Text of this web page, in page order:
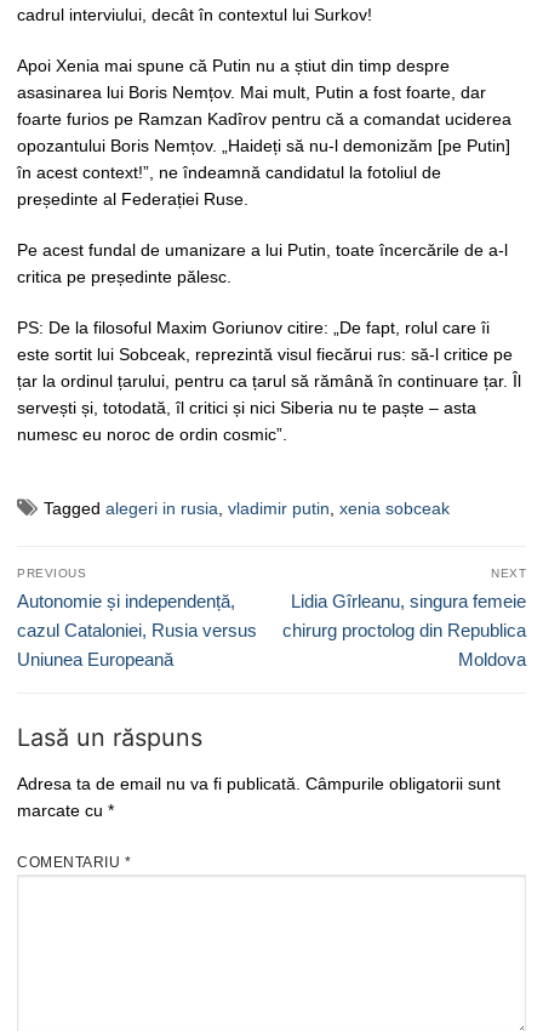
cadrul interviului, decât în contextul lui Surkov!
Apoi Xenia mai spune că Putin nu a știut din timp despre
asasinarea lui Boris Nemțov. Mai mult, Putin a fost foarte, dar
foarte furios pe Ramzan Kadîrov pentru că a comandat uciderea
opozantului Boris Nemțov. „Haideți să nu-l demonizăm [pe Putin]
în acest context!”, ne îndeamnă candidatul la fotoliul de
președinte al Federației Ruse.
Pe acest fundal de umanizare a lui Putin, toate încercările de a-l
critica pe președinte pălesc.
PS: De la filosoful Maxim Goriunov citire: „De fapt, rolul care îi
este sortit lui Sobceak, reprezintă visul fiecărui rus: să-l critice pe
țar la ordinul țarului, pentru ca țarul să rămână în continuare țar. Îl
servești și, totodată, îl critici și nici Siberia nu te paște – asta
numesc eu noroc de ordin cosmic”.
Tagged alegeri in rusia, vladimir putin, xenia sobceak
Navigare
în
articole
PREVIOUS
Previous
post:
Autonomie și independență,
cazul Cataloniei, Rusia versus
Uniunea Europeană
NEXT
Next
post:
Lidia Gîrleanu, singura femeie
chirurg proctolog din Republica
Moldova
Lasă un răspuns
Adresa ta de email nu va fi publicată. Câmpurile obligatorii sunt
marcate cu *
COMENTARIU *